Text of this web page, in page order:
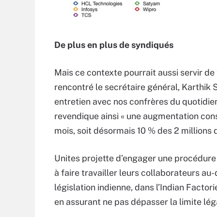
De plus en plus de syndiqués
Mais ce contexte pourrait aussi servir
rencontré le secrétaire général, Karthik
entretien avec nos confrères du
revendique ainsi « une augmentation
mois, soit désormais 10 % des 2
Unites projette d’engager une
à faire travailler leurs collaborateurs
législation indienne, dans l’Indian
en assurant ne pas dépasser la limite